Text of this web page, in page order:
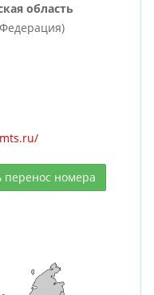
область
перенос номера